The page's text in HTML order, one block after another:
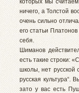
которых мы
ничего, а Толстой
очень сильно
его статьи
себя.
Шиманов
есть такие строки:
школы, нет русской
русская культура“.
зато у вас есть